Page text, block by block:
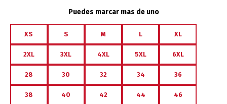
Puedes marcar mas de uno
XS S M L XL
2XL 3XL 4XL 5XL 6XL
28 30 32 34 36
38 40 42 44 46